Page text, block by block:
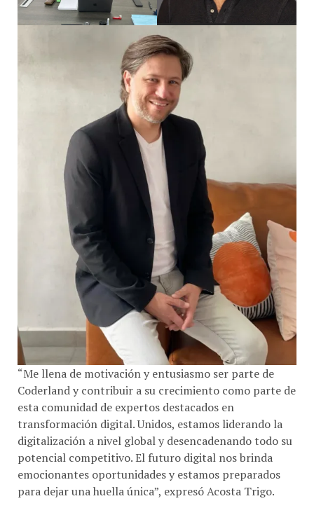
“Me llena de motivación y entusiasmo ser parte de
Coderland y contribuir a su crecimiento como parte de
esta comunidad de expertos destacados en
transformación digital. Unidos, estamos liderando la
digitalización a nivel global y desencadenando todo su
potencial competitivo. El futuro digital nos brinda
emocionantes oportunidades y estamos preparados
para dejar una huella única”, expresó Acosta Trigo.